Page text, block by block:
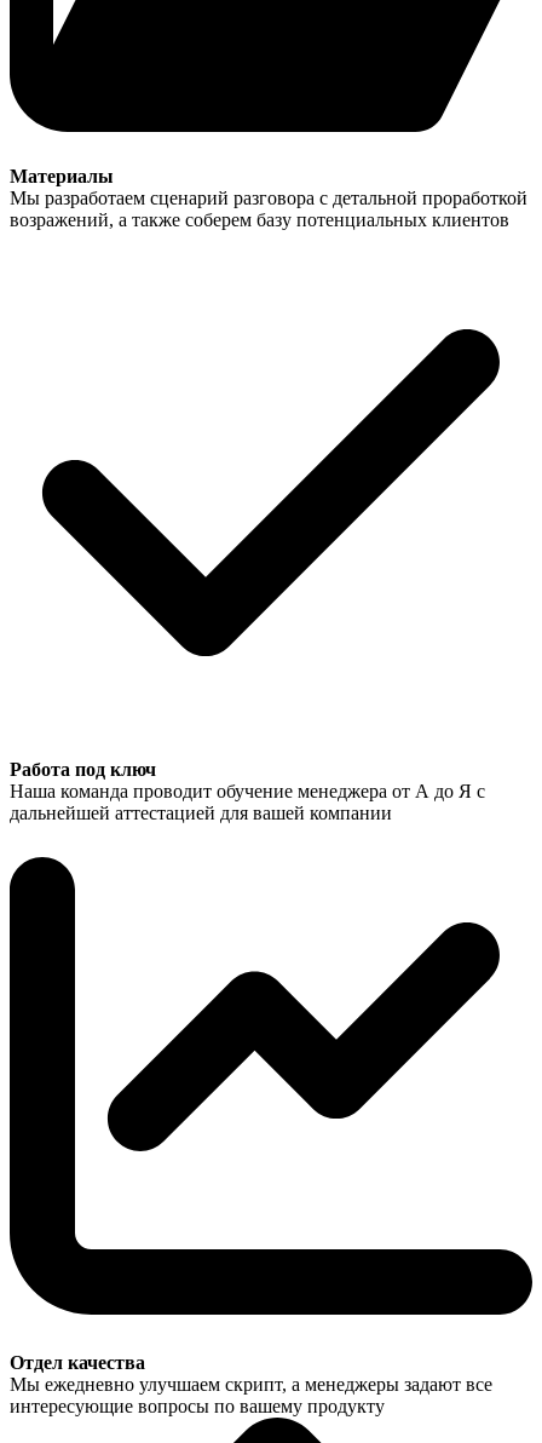
Материалы
Мы разработаем сценарий разговора с детальной проработкой
возражений, а также соберем базу потенциальных клиентов
Работа под ключ
Наша команда проводит обучение менеджера от А до Я с
дальнейшей аттестацией для вашей компании
Отдел качества
Мы ежедневно улучшаем скрипт, а менеджеры задают все
интересующие вопросы по вашему продукту